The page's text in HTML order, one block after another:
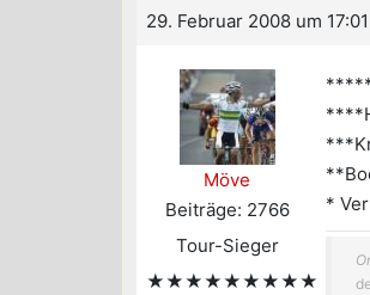
29. Februar 2008 um
Möve
Beiträge: 2766
Tour-Sieger
★★★★★★★★★
*